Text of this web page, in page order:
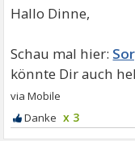
Hallo Dinne,
x 3